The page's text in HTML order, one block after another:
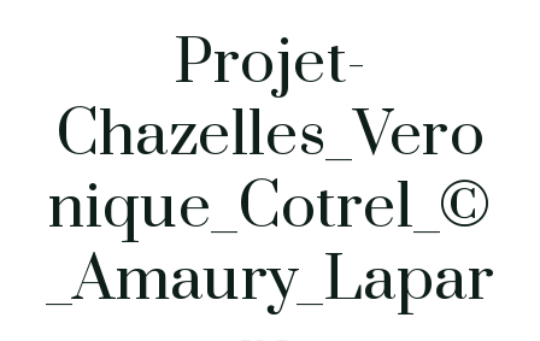
Projet-
Chazelles_Vero
nique_Cotrel_©
_Amaury_Lapar